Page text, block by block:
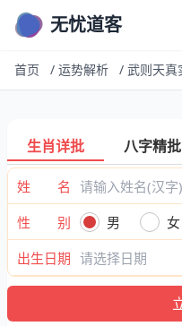
无忧道客
首页 / 运势解析 /
生肖详批 八字精批
姓 名
性 别
男
女
出生日期